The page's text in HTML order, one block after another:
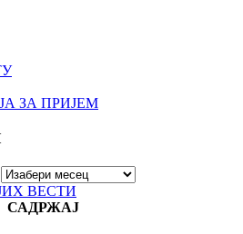
ЗА ПРИЈЕМ
ВЕСТИ
САДРЖАЈ